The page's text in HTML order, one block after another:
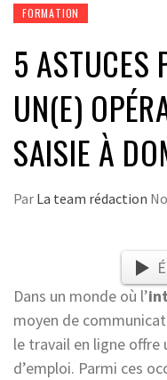
FORMATION
5 ASTUCES
UN(E)
SAISIE À
Par La team rédaction
Dans un monde où l’
moyen de
le travail en ligne
d’emploi. Parmi ces